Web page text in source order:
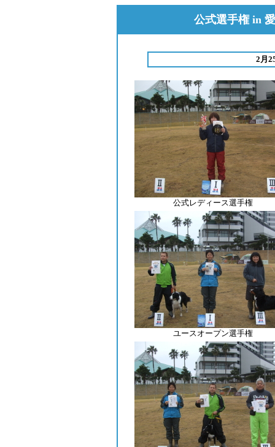
公式選手権 in
2月
公式レディース選手権
ユースオープン選手権